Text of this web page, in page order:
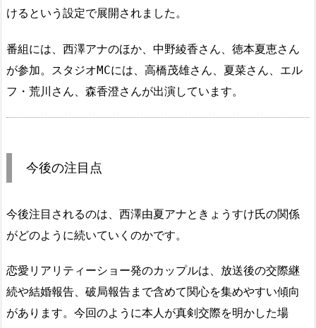
けるという設定で展開されました。
番組には、西澤アナのほか、中野綾香さん、徳本夏恵さん
が参加。スタジオMCには、高橋茂雄さん、夏菜さん、エル
フ・荒川さん、森香澄さんが出演しています。
今後の注目点
今後注目されるのは、西澤由夏アナときょうすけ氏の関係
がどのように続いていくのかです。
恋愛リアリティーショー発のカップルは、放送後の交際継
続や結婚報告、破局報告まで含めて関心を集めやすい傾向
があります。今回のように本人が真剣交際を明かした場